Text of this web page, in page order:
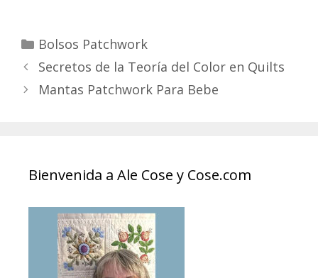
Categories
Bolsos Patchwork
Secretos de la Teoría del Color en Quilts
Mantas Patchwork Para Bebe
Bienvenida a Ale Cose y Cose.com